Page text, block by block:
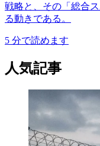
戦略と、その「総合
る動きである。
5 分で読めます
人気記事